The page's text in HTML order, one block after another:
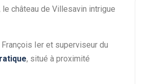
le château de Villesavin intrigue
Ier et superviseur du
, situé à proximité